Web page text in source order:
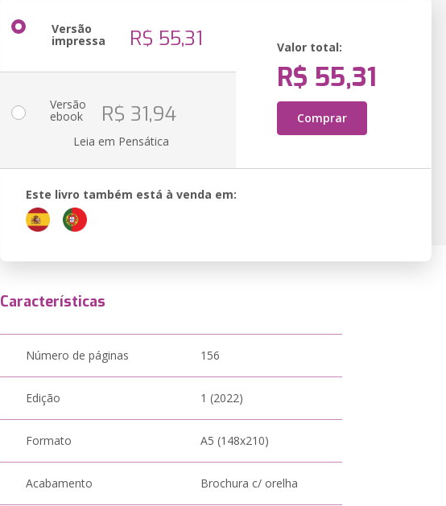
Versão
impressa R$ 55,31 Valor total:
R$ 55,31
Comprar
Versão
ebook R$ 31,94
Leia em Pensática
Este livro também está à venda em:
Características
Número de páginas 156
Edição 1 (2022)
Formato A5 (148x210)
Acabamento Brochura c/ orelha